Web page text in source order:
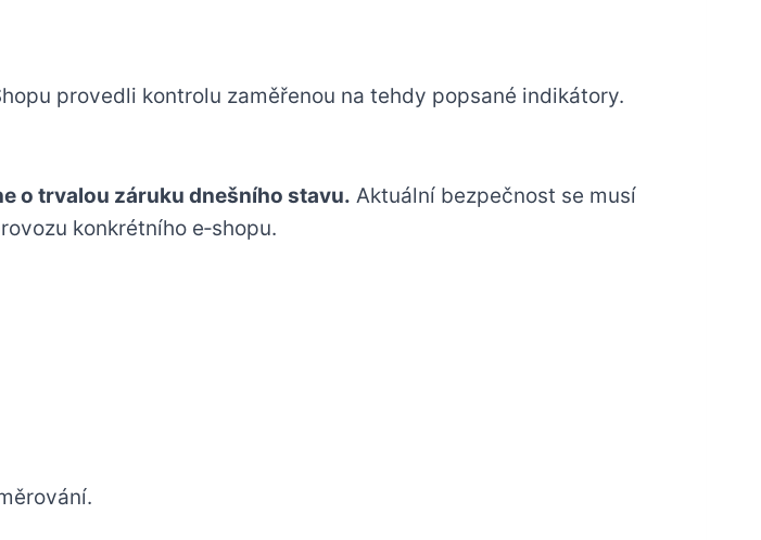
provedli kontrolu zaměřenou na tehdy popsané indikátory.
o trvalou záruku dnešního stavu. Aktuální bezpečnost se musí
konkrétního e‑shopu.